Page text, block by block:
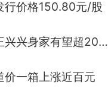
行价格150.80元/股
宇树科技王兴兴身家有望超200亿元
价一箱上涨近百元